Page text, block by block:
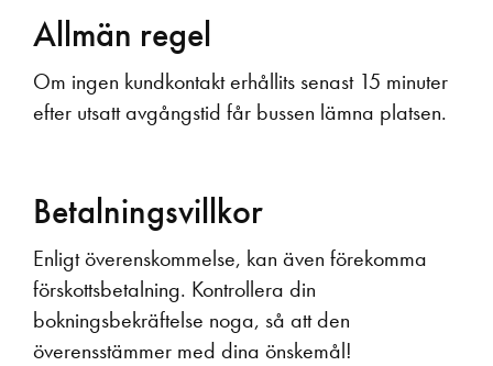
Allmän regel
Om ingen kundkontakt erhållits senast 15 minuter
efter utsatt avgångstid får bussen lämna platsen.
Betalningsvillkor
Enligt överenskommelse, kan även förekomma
förskottsbetalning. Kontrollera din
bokningsbekräftelse noga, så att den
överensstämmer med dina önskemål!